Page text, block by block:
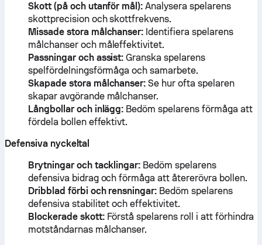
Skott (på och utanför mål): Analysera spelarens
skottprecision och skottfrekvens.
Missade stora målchanser: Identifiera spelarens
målchanser och måleffektivitet.
Passningar och assist: Granska spelarens
spelfördelningsförmåga och samarbete.
Skapade stora målchanser: Se hur ofta spelaren
skapar avgörande målchanser.
Långbollar och inlägg: Bedöm spelarens förmåga att
fördela bollen effektivt.
Defensiva nyckeltal
Brytningar och tacklingar: Bedöm spelarens
defensiva bidrag och förmåga att återerövra bollen.
Dribblad förbi och rensningar: Bedöm spelarens
defensiva stabilitet och effektivitet.
Blockerade skott:Förstå spelarens roll i att förhindra
motståndarnas målchanser.